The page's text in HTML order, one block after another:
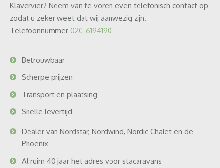
Klavervier? Neem van te voren even telefonisch contact op
zodat u zeker weet dat wij aanwezig zijn.
Telefoonnummer 020-6194190
Betrouwbaar
Scherpe prijzen
Transport en plaatsing
Snelle levertijd
Dealer van Nordstar, Nordwind, Nordic Chalet en de
Phoenix
Al ruim 40 jaar het adres voor stacaravans